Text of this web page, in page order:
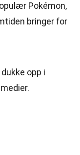
Pokémon,
bringer for
opp i